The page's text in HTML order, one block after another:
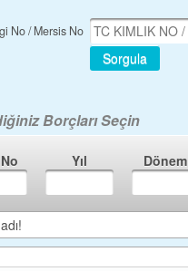
No / Mersis No
Sorgula
Borçları Seçin
Yıl Dönem